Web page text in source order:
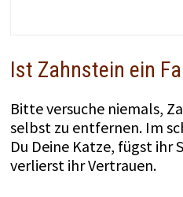
Ist Zahnstein ein
Bitte versuche niemals,
selbst zu entfernen. Im
Du Deine Katze, fügst ihr
verlierst ihr Vertrauen.